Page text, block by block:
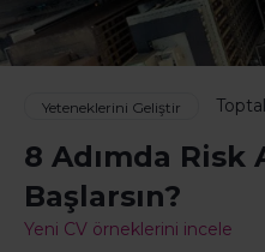
Yeteneklerini Geliştir
8 Adımda Risk
Başlarsın?
Yeni CV örneklerini incele